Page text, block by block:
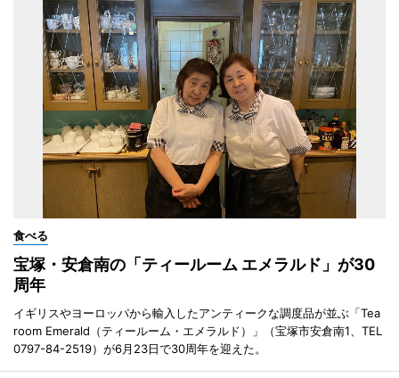
食べる
宝塚・安倉南の「ティールーム エメラルド」が30
周年
イギリスやヨーロッパから輸入したアンティークな調度品が並ぶ「Tea
room Emerald（ティールーム・エメラルド）」（宝塚市安倉南1、TEL
0797-84-2519）が6月23日で30周年を迎えた。